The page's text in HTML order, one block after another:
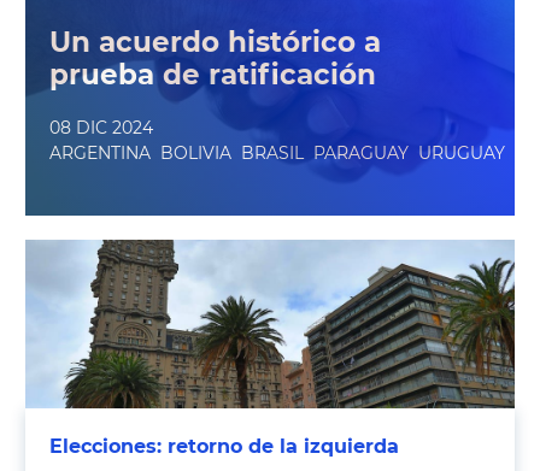
Un acuerdo histórico a
prueba de ratificación
08 DIC 2024
ARGENTINA BOLIVIA BRASIL PARAGUAY URUGUAY
Elecciones: retorno de la izquierda